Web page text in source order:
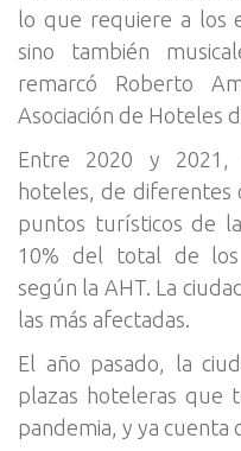
lo que requiere a los
sino también
remarcó Roberto
Asociación de Hoteles
Entre 2020 y 2021,
hoteles, de diferentes
puntos turísticos de
10% del total de los
según la AHT. La
las más afectadas.
El año pasado, la
plazas hoteleras que
pandemia, y ya cuenta